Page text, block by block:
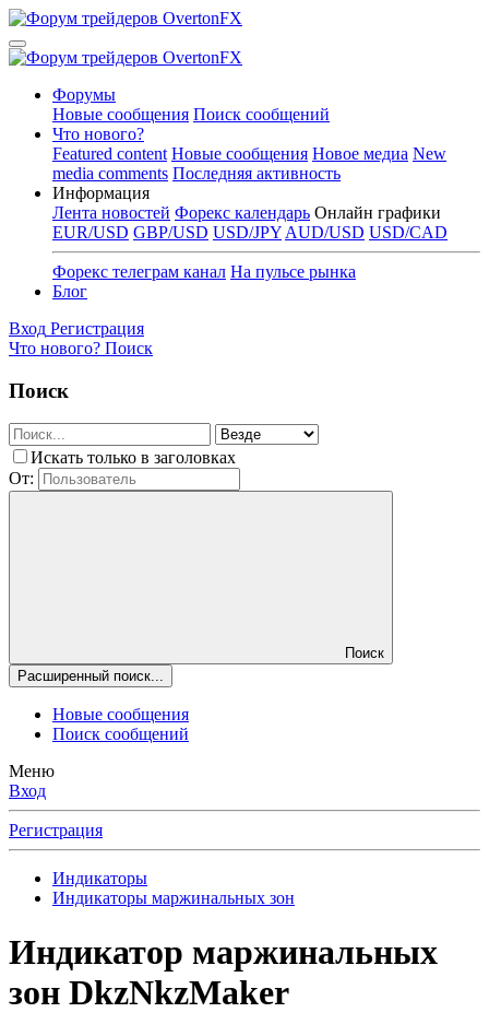
Форумы
Новые сообщения Поиск сообщений
Что нового?
Featured content Новые сообщения Новое медиа New
media comments Последняя активность
Информация
Лента новостей Форекс календарь Онлайн графики
EUR/USD GBP/USD USD/JPY AUD/USD USD/CAD
Форекс телеграм канал На пульсе рынка
Блог
Вход Регистрация
Что нового? Поиск
Поиск
Искать только в заголовках
От:
Поиск
Расширенный поиск...
Новые сообщения
Поиск сообщений
Меню
Вход
Регистрация
Индикаторы
Индикаторы маржинальных зон
Индикатор маржинальных
зон DkzNkzMaker